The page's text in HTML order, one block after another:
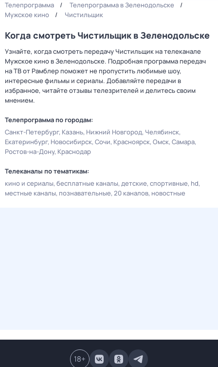
Телепрограмма
Телепрограмма в Зеленодольске
Мужское кино
Чистильщик
Когда смотреть Чистильщик в Зеленодольске
Узнайте, когда смотреть передачу Чистильщик на телеканале
Мужское кино в Зеленодольске. Подробная программа передач
на ТВ от Рамблер поможет не пропустить любимые шоу,
интересные фильмы и сериалы. Добавляйте передачи в
избранное, читайте отзывы телезрителей и делитесь своим
мнением.
Телепрограмма по городам:
Санкт-Петербург Казань Нижний Новгород Челябинск
Екатеринбург Новосибирск Сочи Красноярск Омск Самара
Ростов-на-Дону Краснодар
Телеканалы по тематикам:
кино и сериалы бесплатные каналы детские спортивные hd
местные каналы познавательные 20 каналов новостные
18+